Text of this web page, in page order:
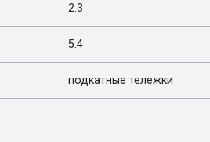
2.3
5.4
подкатные тележки